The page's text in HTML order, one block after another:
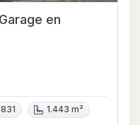
831
1.443 m²